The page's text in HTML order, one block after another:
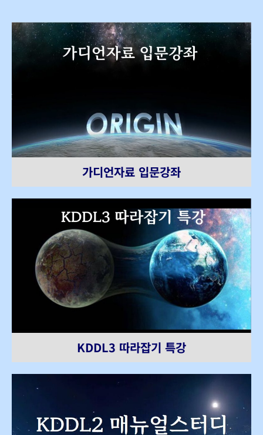
가디언자료 입문강좌
KDDL3 따라잡기 특강